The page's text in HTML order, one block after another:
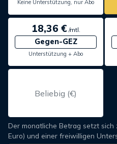
Keine Unterstützung, nur Abo
18,36 €/mtl.
Gegen-GEZ
Unterstützung + Abo
Der monatliche Betrag setzt sich
Euro) und einer freiwilligen